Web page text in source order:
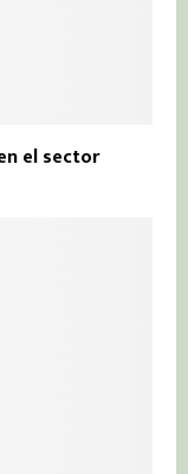
el sector